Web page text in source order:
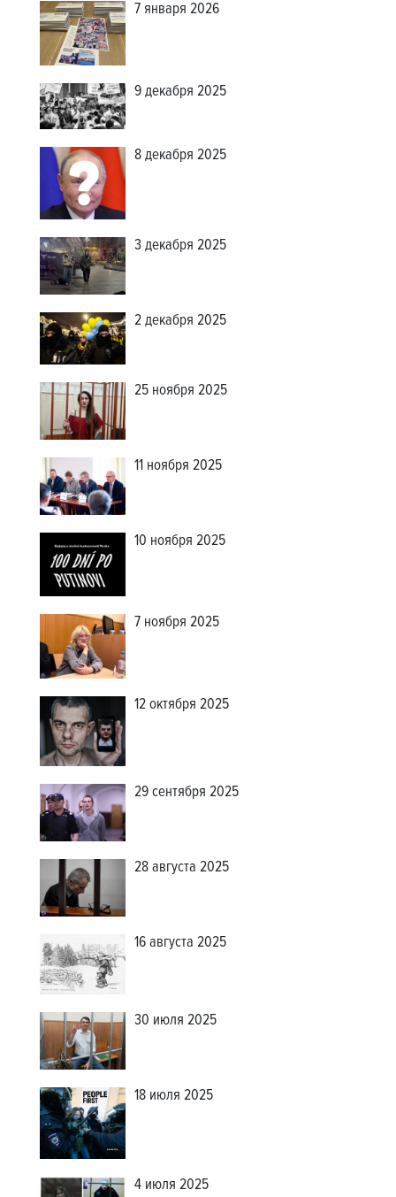
7 января 2026
9 декабря 2025
8 декабря 2025
3 декабря 2025
2 декабря 2025
25 ноября 2025
11 ноября 2025
10 ноября 2025
7 ноября 2025
12 октября 2025
29 сентября 2025
28 августа 2025
16 августа 2025
30 июля 2025
18 июля 2025
4 июля 2025